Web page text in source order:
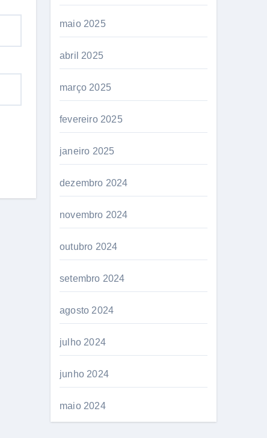
maio 2025
abril 2025
março 2025
fevereiro 2025
janeiro 2025
dezembro 2024
novembro 2024
outubro 2024
setembro 2024
agosto 2024
julho 2024
junho 2024
maio 2024